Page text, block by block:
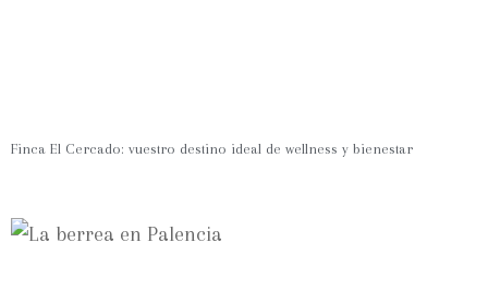
Finca El Cercado: vuestro destino ideal de wellness y bienestar